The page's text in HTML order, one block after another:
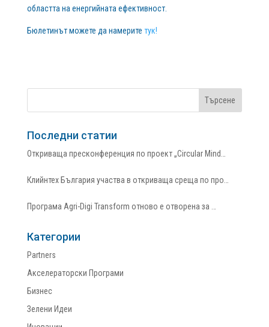
областта на енергийната ефективност.
Бюлетинът можете да намерите тук!
Последни статии
Откриваща пресконференция по проект „Circular Mind…
Клийнтех България участва в откриваща среща по про…
Програма Agri-Digi Transform отново е отворена за …
Категории
Partners
Акселераторски Програми
Бизнес
Зелени Идеи